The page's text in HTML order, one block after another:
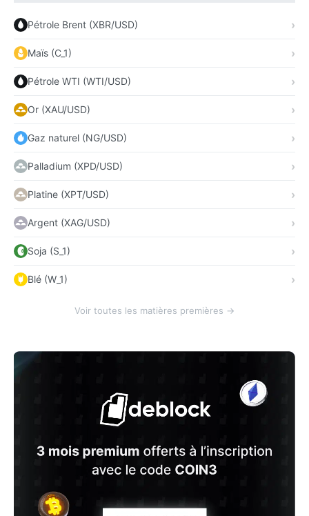
Pétrole Brent (XBR/USD)
Maïs (C_1)
Pétrole WTI (WTI/USD)
Or (XAU/USD)
Gaz naturel (NG/USD)
Palladium (XPD/USD)
Platine (XPT/USD)
Argent (XAG/USD)
Soja (S_1)
Blé (W_1)
Voir toutes les matières premières →